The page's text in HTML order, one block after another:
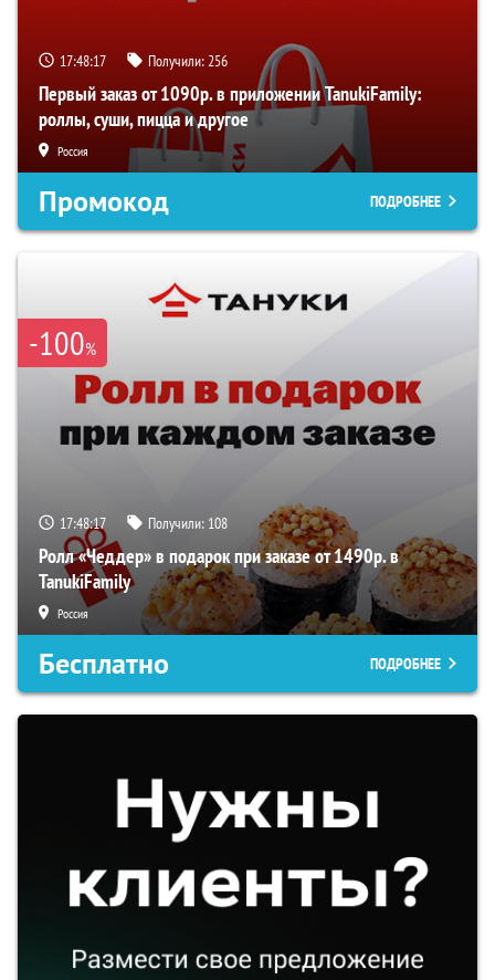
17:48:16 Получили:256
Первый заказ от 1090р. в приложении TanukiFamily:
роллы, суши, пицца и другое
Россия
Промокод ПОДРОБНЕЕ
-100%
17:48:16 Получили: 108
Ролл «Чеддер» в подарок при заказе от 1490р. в
TanukiFamily
Россия
Бесплатно ПОДРОБНЕЕ